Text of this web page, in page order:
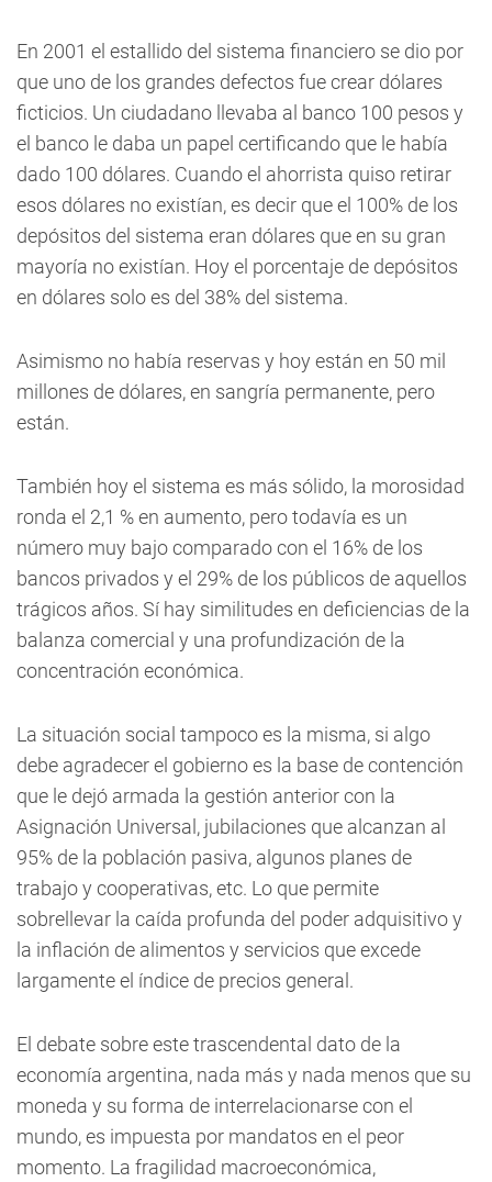
En 2001 el estallido del sistema financiero se dio por
que uno de los grandes defectos fue crear dólares
ficticios. Un ciudadano llevaba al banco 100 pesos y
el banco le daba un papel certificando que le había
dado 100 dólares. Cuando el ahorrista quiso retirar
esos dólares no existían, es decir que el 100% de los
depósitos del sistema eran dólares que en su gran
mayoría no existían. Hoy el porcentaje de depósitos
en dólares solo es del 38% del sistema.
Asimismo no había reservas y hoy están en 50 mil
millones de dólares, en sangría permanente, pero
están.
También hoy el sistema es más sólido, la morosidad
ronda el 2,1 % en aumento, pero todavía es un
número muy bajo comparado con el 16% de los
bancos privados y el 29% de los públicos de aquellos
trágicos años. Sí hay similitudes en deficiencias de la
balanza comercial y una profundización de la
concentración económica.
La situación social tampoco es la misma, si algo
debe agradecer el gobierno es la base de contención
que le dejó armada la gestión anterior con la
Asignación Universal, jubilaciones que alcanzan al
95% de la población pasiva, algunos planes de
trabajo y cooperativas, etc. Lo que permite
sobrellevar la caída profunda del poder adquisitivo y
la inflación de alimentos y servicios que excede
largamente el índice de precios general.
El debate sobre este trascendental dato de la
economía argentina, nada más y nada menos que su
moneda y su forma de interrelacionarse con el
mundo, es impuesta por mandatos en el peor
momento. La fragilidad macroeconómica,